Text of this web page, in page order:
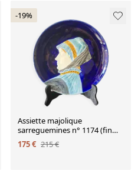
-19%
Assiette majolique
sarreguemines n° 1174 (fin
xixe)
175 € 215 €